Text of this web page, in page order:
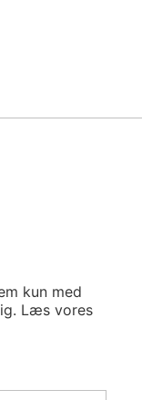
kun med
Læs vores